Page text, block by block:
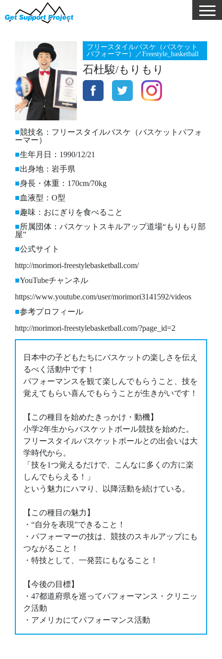
フリースタイルバスケ（バスケット
パフォーマー）／Freestyle_basketball
石杜駿/もりもり
競技名：フリースタイルバスケ（バスケットパフォ
ーマー）
生年月日：1990/12/21
出身地：岩手県
身長・体重：170cm/70kg
血液型：O型
趣味：おにぎりを食べること
所属団体：バスケットスキルアップ道場“もりもり部
屋”
公式サイト
http://morimori-freestylebasketball.com/
YouTubeチャンネル
https://www.youtube.com/user/morimori3141592/videos
参考プロフィール
http://morimori-freestylebasketball.com/?page_id=2
日本中の子どもたちにバスケットの楽しさを伝え
るべく活動中です！
パフォーマンスを観て楽しんでもらうこと、技を
覚えてもらい喜んでもらうことが生きがいです！
【この種目を始めたきっかけ・動機】
小学2年生からバスケットボール競技を始めた。
フリースタイルバスケットボールとの出会いは大
学時代から。
「技を1つ覚えるだけで、こんなに多くの方に楽
しんでもらえる！」
という魅力にハマり、以降活動を続けている。
【この種目の魅力】
・“自分を表現”できること！
・パフォーマーの技は、競技のスキルアップにも
つながること！
・特技として、一発芸にもなること！
【今後の目標】
・47都道府県を巡ってパフォーマンス・クリニッ
ク活動
・アメリカにてパフォーマンス活動